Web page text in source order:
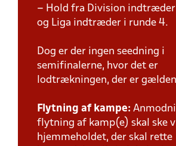
– Hold fra Division indtræder
og Liga indtræder i runde 4.
Dog er der ingen seedning i
semifinalerne, hvor det er
lodtrækningen, der er
Flytning af kampe:
flytning af kamp(e) skal ske
hjemmeholdet, der skal rette